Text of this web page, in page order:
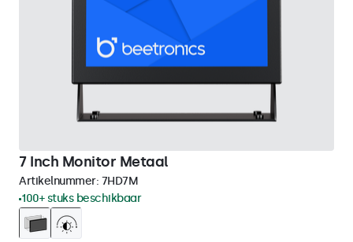
7 Inch Monitor Metaal
Artikelnummer: 7HD7M
100+ stuks beschikbaar